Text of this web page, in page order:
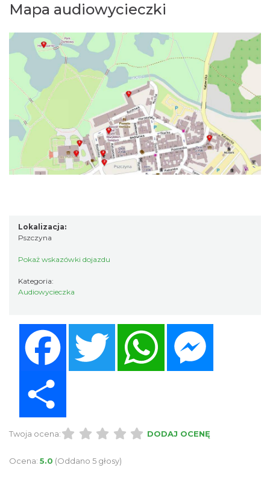
Mapa audiowycieczki
Lokalizacja:
Pszczyna
Pokaż wskazówki dojazdu
Kategoria:
Audiowycieczka
Twitter WhatsApp
Twoja ocena: DODAJ OCENĘ
Ocena: 5.0 (Oddano 5 głosy)